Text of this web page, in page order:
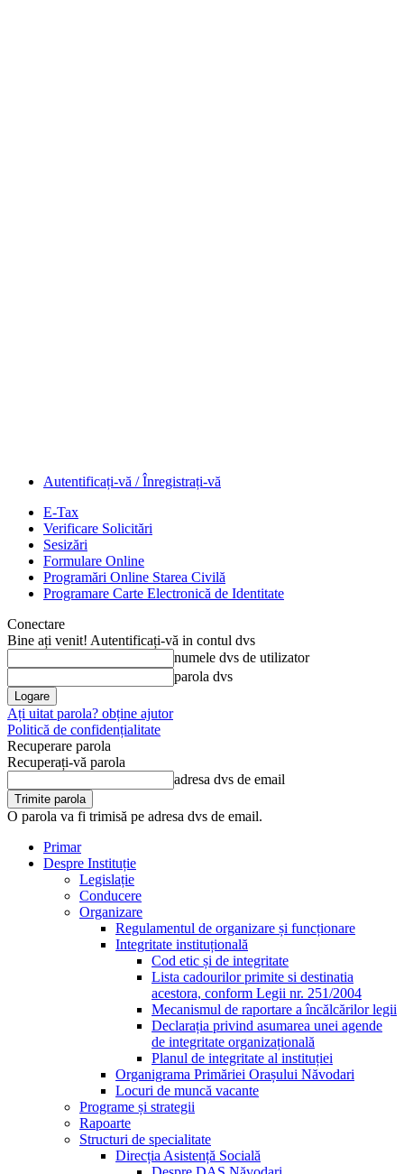
Autentificați-vă / Înregistrați-vă
E-Tax
Verificare Solicitări
Sesizări
Formulare Online
Programări Online Starea Civilă
Programare Carte Electronică de Identitate
Conectare
Bine ați venit! Autentificați-vă in contul dvs
numele dvs de utilizator
parola dvs
Ați uitat parola? obține ajutor
Politică de confidențialitate
Recuperare parola
Recuperați-vă parola
adresa dvs de email
O parola va fi trimisă pe adresa dvs de email.
Primar
Despre Instituție
Legislație
Conducere
Organizare
Regulamentul de organizare și funcționare
Integritate instituțională
Cod etic și de integritate
Lista cadourilor primite si destinatia
acestora, conform Legii nr. 251/2004
Mecanismul de raportare a încălcărilor legii
Declarația privind asumarea unei agende
de integritate organizațională
Planul de integritate al instituției
Organigrama Primăriei Orașului Năvodari
Locuri de muncă vacante
Programe și strategii
Rapoarte
Structuri de specialitate
Direcția Asistență Socială